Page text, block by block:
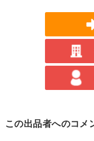
この出品者へのコメ